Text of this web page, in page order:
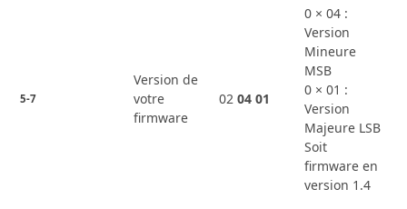
5-7
Version de
votre
firmware
0204 01
0 × 04 :
Version
Mineure
MSB
0 × 01 :
Version
Majeure LSB
Soit
firmware en
version 1.4